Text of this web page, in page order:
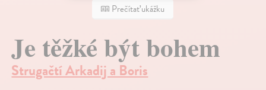
Prečítať ukážku
Je těžké být bohem
Strugačtí Arkadij a Boris